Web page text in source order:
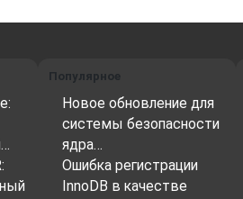
Популярное
Новое обновление для
системы безопасности
ядра…
Ошибка регистрации
InnoDB в качестве